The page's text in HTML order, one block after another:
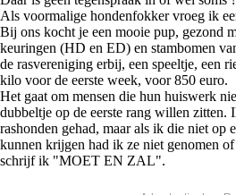
Als voormalige hondenfokker vroeg ik
Bij ons kocht je een mooie pup, gezond
keuringen (HD en ED) en stambomen
de rasvereniging erbij, een speeltje, een
kilo voor de eerste week, voor 850 euro.
Het gaat om mensen die hun huiswerk
dubbeltje op de eerste rang willen zitten.
rashonden gehad, maar als ik die niet op
kunnen krijgen had ik ze niet genomen
schrijf ik "MOET EN ZAL".